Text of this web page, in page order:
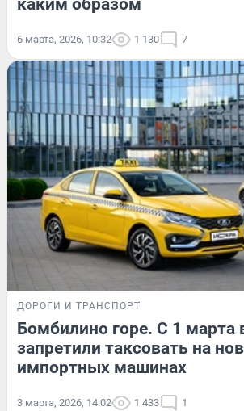
каким образом
6 марта, 2026, 10:32 1 130 7
ДОРОГИ И ТРАНСПОРТ
Бомбилино горе. С 1 марта
запретили таксовать на
импортных машинах
3 марта, 2026, 14:02 1 433 1